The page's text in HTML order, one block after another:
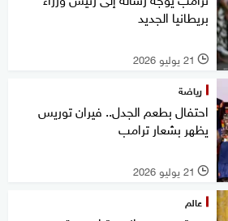
بريطانيا الجديد
l 21 يوليو 2026
رياضة
احتفال بطعم الجدل.. فيران توريس
يظهر بشعار ترامب
l 21 يوليو 2026
عالم